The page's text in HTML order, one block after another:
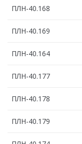
ПЛН-40.168
ПЛН-40.169
ПЛН-40.164
ПЛН-40.177
ПЛН-40.178
ПЛН-40.179